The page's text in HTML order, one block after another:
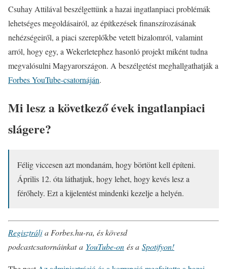
Csuhay Attilával beszélgettünk a hazai ingatlanpiaci problémák
lehetséges megoldásairól, az építkezések finanszírozásának
nehézségeiről, a piaci szereplőkbe vetett bizalomról, valamint
arról, hogy egy, a Wekerletephez hasonló projekt miként tudna
megvalósulni Magyarországon. A beszélgetést meghallgathatják a
Forbes YouTube-csatornáján.
Mi lesz a következő évek ingatlanpiaci
slágere?
Félig viccesen azt mondanám, hogy börtönt kell építeni.
Április 12. óta láthatjuk, hogy lehet, hogy kevés lesz a
férőhely. Ezt a kijelentést mindenki kezelje a helyén.
Regisztrálja Forbes.hu-ra, és kövesd
podcastcsatornáinkat a YouTube-on és a Spotifyon!